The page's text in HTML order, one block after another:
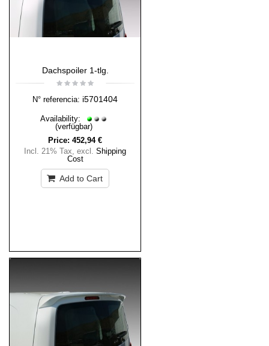
Dachspoiler 1-tlg.
N° referencia: i5701404
Availability:
(verfügbar)
Price: 452,94 €
Incl. 21% Tax, excl. Shipping
Cost
Add to Cart